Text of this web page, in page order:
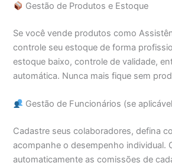
Gestão de Produtos e Estoque
Se você vende produtos como
controle seu estoque de forma
estoque baixo, controle de validade,
automática. Nunca mais fique sem
Gestão de Funcionários (se
Cadastre seus colaboradores, defina
acompanhe o desempenho individual.
automaticamente as comissões de